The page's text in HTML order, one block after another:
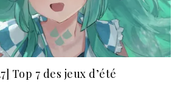
Top 7 des jeux d’été